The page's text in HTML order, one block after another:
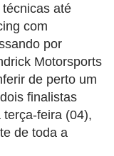
até
com
por
Motorsports
de perto um
finalistas
feira (04),
de toda a